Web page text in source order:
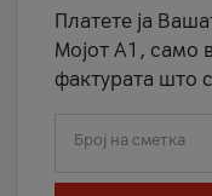
Платете ја
Мојот А1, само
фактурата што
Број на сметка